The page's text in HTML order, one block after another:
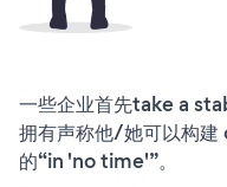
一些企业首先take a
拥有声称他/她可以构
的“in 'no time'”。